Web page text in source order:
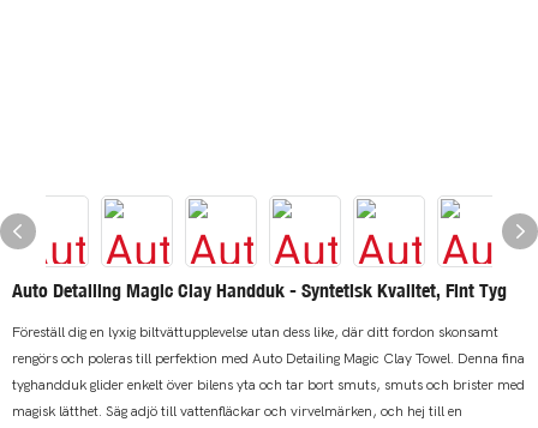
Auto Detailing Magic Clay Handduk - Syntetisk Kvalitet, Fint Tyg
Föreställ dig en lyxig biltvättupplevelse utan dess like, där ditt fordon skonsamt
rengörs och poleras till perfektion med Auto Detailing Magic Clay Towel. Denna fina
tyghandduk glider enkelt över bilens yta och tar bort smuts, smuts och brister med
magisk lätthet. Säg adjö till vattenfläckar och virvelmärken, och hej till en